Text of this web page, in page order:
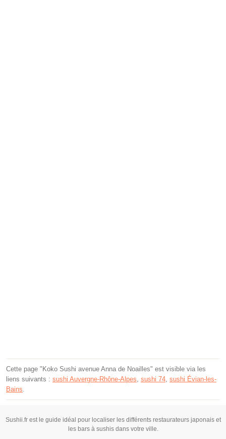
Cette page "Koko Sushi avenue Anna de Noailles" est visible via les
liens suivants : sushi Auvergne-Rhône-Alpes, sushi 74, sushi Évian-les-
Bains.
Sushii.fr est le guide idéal pour localiser les différents restaurateurs japonais et
les bars à sushis dans votre ville.